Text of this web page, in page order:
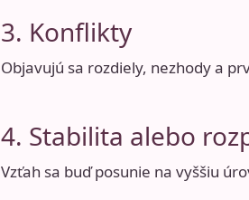
3. Konflikty
Objavujú sa rozdiely, nezhody a
4. Stabilita alebo
Vzťah sa buď posunie na vyššiu